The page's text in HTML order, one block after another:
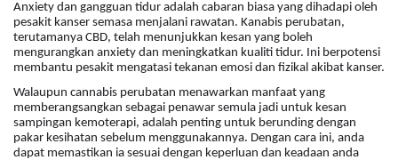
Anxiety dan gangguan tidur adalah cabaran biasa yang dihadapi oleh
pesakit kanser semasa menjalani rawatan. Kanabis perubatan,
terutamanya CBD, telah menunjukkan kesan yang boleh
mengurangkan anxiety dan meningkatkan kualiti tidur. Ini berpotensi
membantu pesakit mengatasi tekanan emosi dan fizikal akibat kanser.
Walaupun cannabis perubatan menawarkan manfaat yang
memberangsangkan sebagai penawar semula jadi untuk kesan
sampingan kemoterapi, adalah penting untuk berunding dengan
pakar kesihatan sebelum menggunakannya. Dengan cara ini, anda
dapat memastikan ia sesuai dengan keperluan dan keadaan anda